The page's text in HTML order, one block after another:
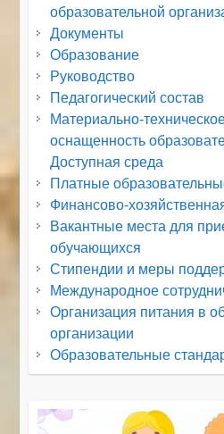
образовательной
Документы
Образование
Руководство
Педагогический состав
Материально-
оснащенность
Доступная среда
Платные
Финансово-
Вакантные места для
обучающихся
Стипендии и меры
Международное
Организация питания в
организации
Образовательные